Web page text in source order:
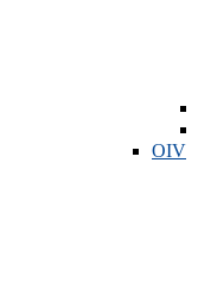
OIV